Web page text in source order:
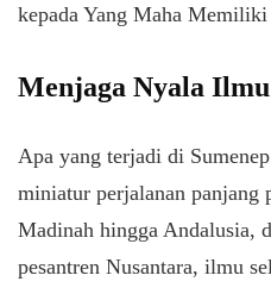
kepada Yang Maha
Menjaga Nyala
Apa yang terjadi di
miniatur perjalanan panjang
Madinah hingga Andalusia,
pesantren Nusantara, ilmu